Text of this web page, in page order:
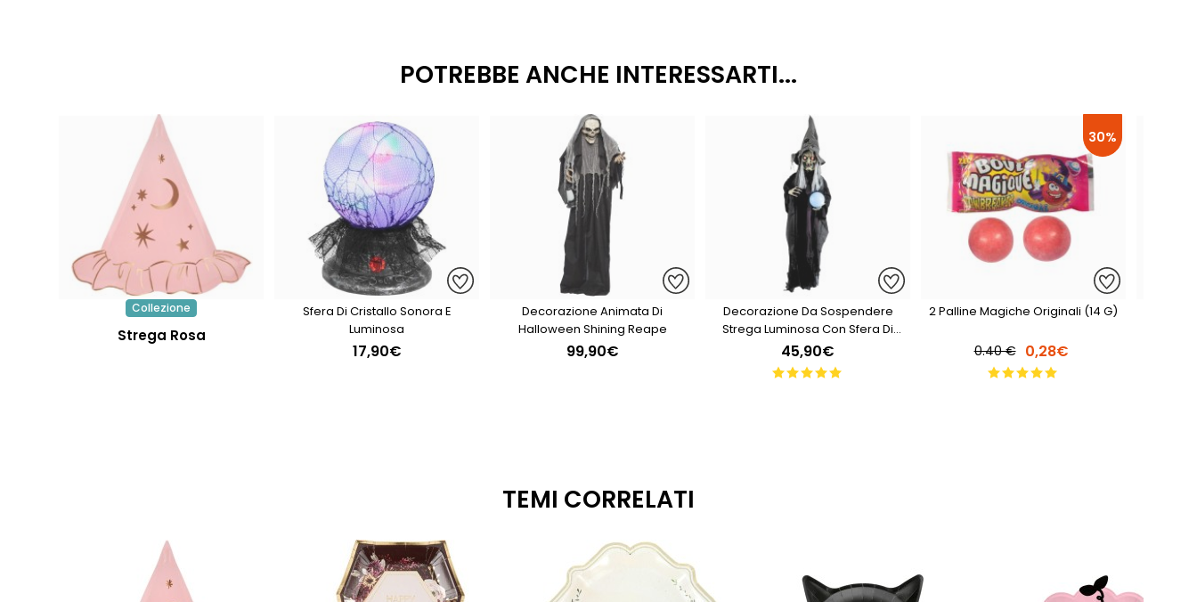
POTREBBE ANCHE INTERESSARTI...
Collezione
Strega Rosa
Sfera Di Cristallo Sonora E
Luminosa
17,90€
Decorazione Animata Di
Halloween Shining Reape
99,90€
Decorazione Da Sospendere
Strega Luminosa Con Sfera Di
Cristallo - 183 Cm
45,90€
30%
2 Palline Magiche Originali (14 G)
0.40 € 0,28€
TEMI CORRELATI